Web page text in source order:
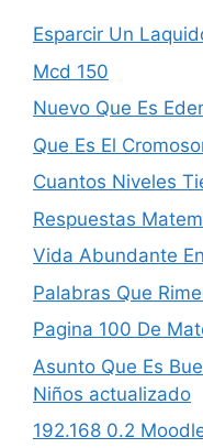
Esparcir Un
Mcd 150
Nuevo Que Es
Que Es El
Cuantos Niveles
Respuestas
Vida Abundante
Palabras Que
Pagina 100 De
Asunto Que Es
Niños actualizado
192.168 0.2